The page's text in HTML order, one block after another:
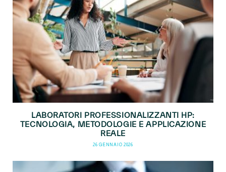
LABORATORI PROFESSIONALIZZANTI HP:
TECNOLOGIA, METODOLOGIE E APPLICAZIONE
REALE
26 GENNAIO 2026